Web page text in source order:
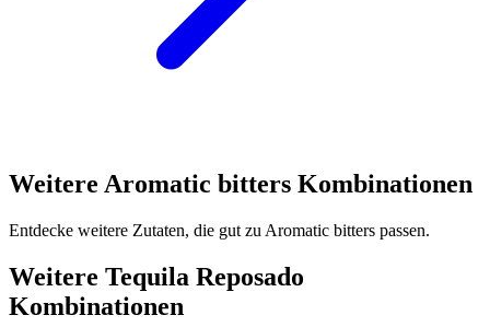
Weitere Aromatic bitters Kombinationen
Entdecke weitere Zutaten, die gut zu Aromatic bitters passen.
Weitere Tequila Reposado
Kombinationen